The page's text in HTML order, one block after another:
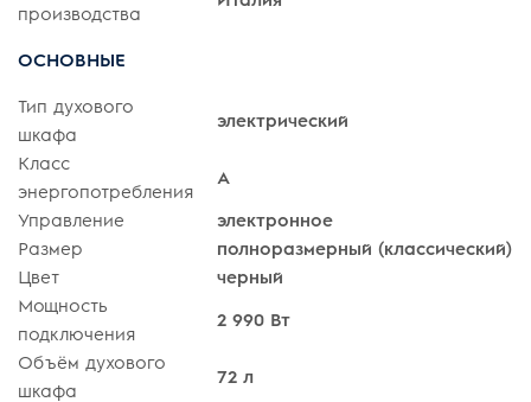
производства
ОСНОВНЫЕ
Тип духового
шкафа
электрический
Класс
энергопотребления
A
Управление
электронное
Размер
полноразмерный (классический)
Цвет
черный
Мощность
подключения
2 990 Вт
Объём духового
шкафа
72 л